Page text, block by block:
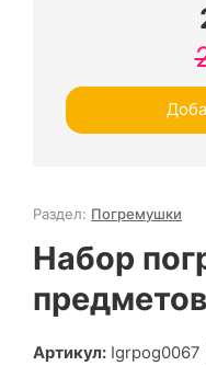
Раздел: Погремушки
Набор
предметов
Артикул: Igrpog0067